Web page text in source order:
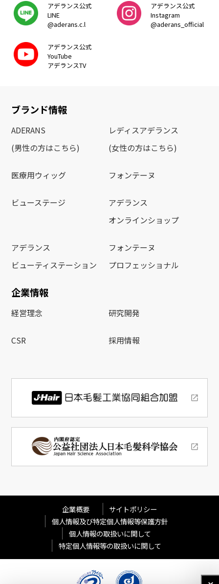
アデランス公式
LINE
@aderans.c.l
アデランス公式
Instagram
@aderans_official
アデランス公式
YouTube
アデランスTV
ブランド情報
ADERANS
(男性の方はこちら)
レディスアデランス
(女性の方はこちら)
医療用ウィッグ フォンテーヌ
ビューステージ
アデランス
オンラインショップ
アデランス
ビューティステーション
フォンテーヌ
プロフェッショナル
企業情報
経営理念 研究開発
CSR 採用情報
企業概要
サイトポリシー
個人情報及び特定個人情報等保護方針
個人情報の取扱いに関して
特定個人情報等の取扱いに関して